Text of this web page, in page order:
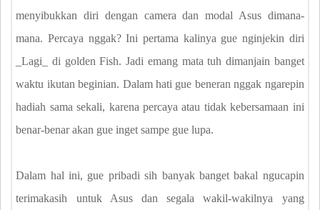
menyibukkan diri dengan camera dan modal Asus dimana-
mana. Percaya nggak? Ini pertama kalinya gue nginjekin diri
_Lagi_ di golden Fish. Jadi emang mata tuh dimanjain banget
waktu ikutan beginian. Dalam hati gue beneran nggak ngarepin
hadiah sama sekali, karena percaya atau tidak kebersamaan ini
benar-benar akan gue inget sampe gue lupa.
Dalam hal ini, gue pribadi sih banyak banget bakal ngucapin
terimakasih untuk Asus dan segala wakil-wakilnya yang